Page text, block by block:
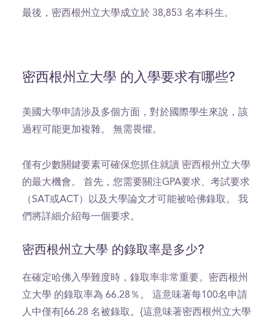
最後，密西根州立大學成立於 38,853 名本科生。
密西根州立大學 的入學要求有哪些?
美國大學申請涉及多個方面，對於國際學生來說，該
過程可能更加複雜。 無需畏懼。
僅有少數關鍵要素可確保您抓住就讀 密西根州立大學
的最大機會。 首先，您需要關注GPA要求、考試要求
（SAT或ACT）以及大學論文才可能被哈佛錄取。 我
們將詳細介紹每一個要求。
密西根州立大學 的錄取率是多少?
在確定哈佛入學難度時，錄取率非常重要。密西根州
立大學 的錄取率為 66.28％。 這意味著每100名申請
人中僅有[66.28 名被錄取。{這意味著密西根州立大學